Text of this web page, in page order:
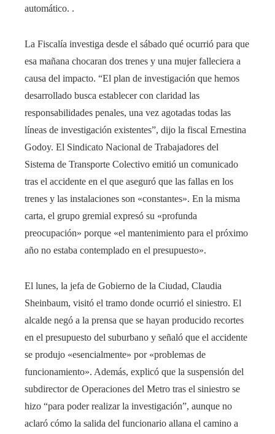
automático. .
La Fiscalía investiga desde el sábado qué ocurrió para que
esa mañana chocaran dos trenes y una mujer falleciera a
causa del impacto. “El plan de investigación que hemos
desarrollado busca establecer con claridad las
responsabilidades penales, una vez agotadas todas las
líneas de investigación existentes”, dijo la fiscal Ernestina
Godoy. El Sindicato Nacional de Trabajadores del
Sistema de Transporte Colectivo emitió un comunicado
tras el accidente en el que aseguró que las fallas en los
trenes y las instalaciones son «constantes». En la misma
carta, el grupo gremial expresó su «profunda
preocupación» porque «el mantenimiento para el próximo
año no estaba contemplado en el presupuesto».
El lunes, la jefa de Gobierno de la Ciudad, Claudia
Sheinbaum, visitó el tramo donde ocurrió el siniestro. El
alcalde negó a la prensa que se hayan producido recortes
en el presupuesto del suburbano y señaló que el accidente
se produjo «esencialmente» por «problemas de
funcionamiento». Además, explicó que la suspensión del
subdirector de Operaciones del Metro tras el siniestro se
hizo “para poder realizar la investigación”, aunque no
aclaró cómo la salida del funcionario allana el camino a